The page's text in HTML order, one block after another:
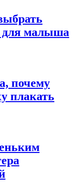
для малыша
почему
плакать